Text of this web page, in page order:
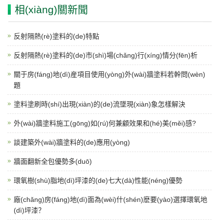
相(xiàng)關新聞
反射隔熱(rè)塗料的(de)特點
反射隔熱(rè)塗料的(de)市(shì)場(chǎng)行(xíng)情分(fēn)析
關于房(fáng)地(dì)産項目使用(yòng)外(wài)牆塗料若幹問(wèn)
題
塗料塗刷時(shí)出現(xiàn)的(de)流墜現(xiàn)象怎樣解決
外(wài)牆塗料施工(gōng)如(rú)何兼顧效果和(hé)美(měi)感?
談建築外(wài)牆塗料的(de)應用(yòng)
牆面翻新全包優勢多(duō)
環氧樹(shù)脂地(dì)坪漆的(de)七大(dà)性能(néng)優勢
廠(chǎng)房(fáng)地(dì)面為(wèi)什(shén)麽要(yào)選擇環氧地
(dì)坪漆？